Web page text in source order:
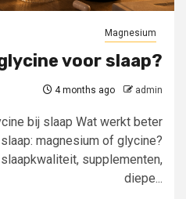
Magnesium
voor slaap?
4 months ago admin
bij slaap Wat werkt beter
magnesium of glycine?
supplementen,
diepe...